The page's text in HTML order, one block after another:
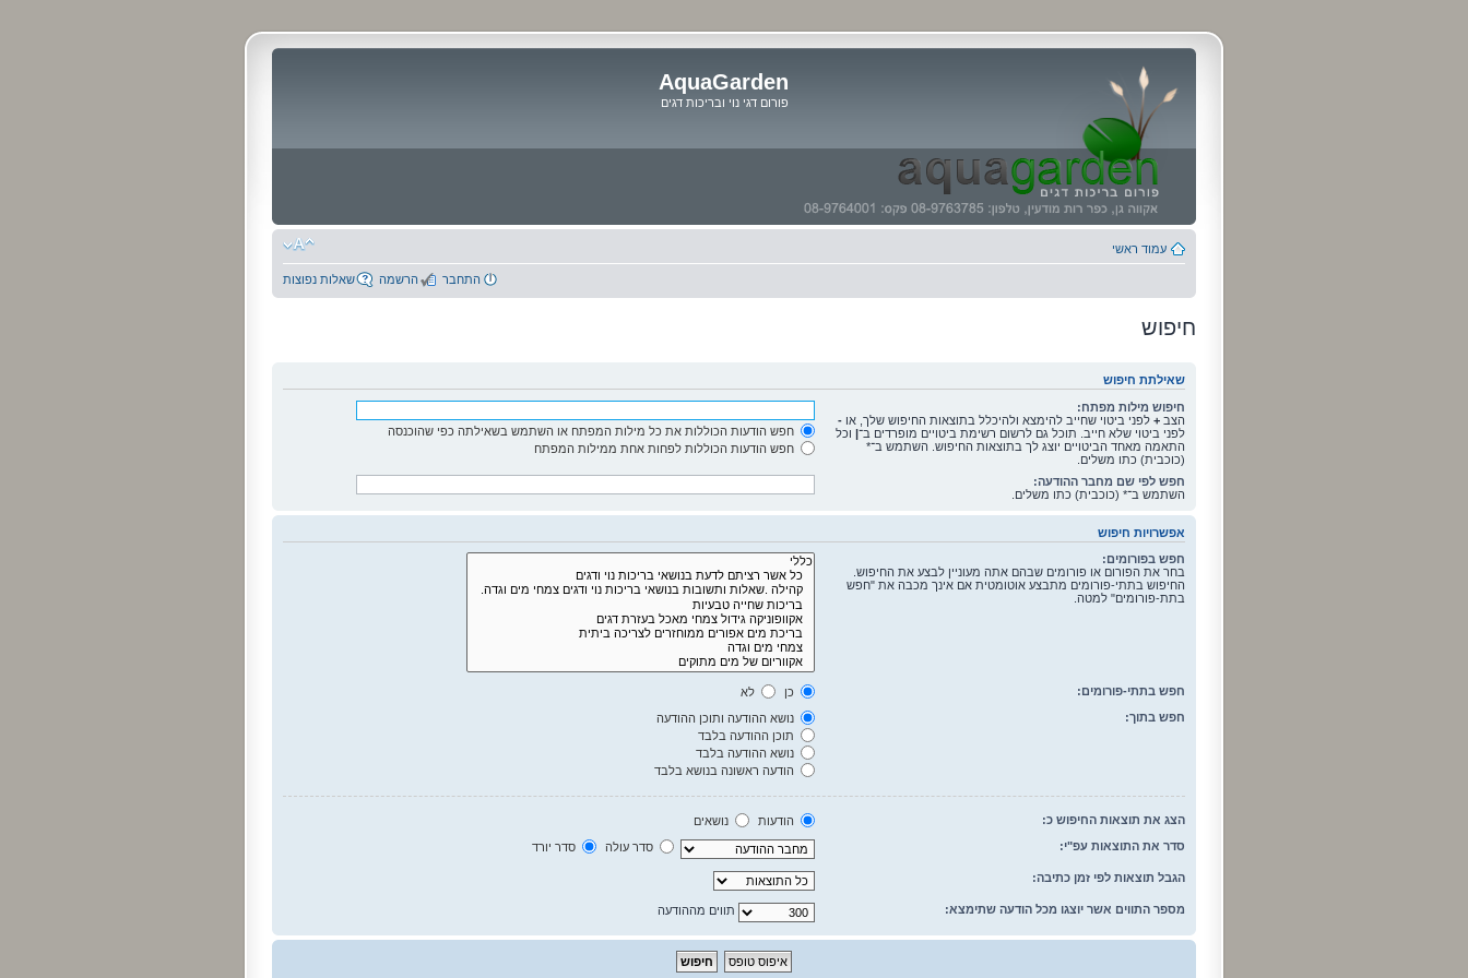
AquaGarden
פורום דגי נוי ובריכות דגים
לתוכן
עמוד ראשי
שאלות נפוצות הרשמה התחבר
חיפוש
שאילתת חיפוש
חיפוש מילות מפתח:
הצב + לפני ביטוי שחייב להימצא ולהיכלל בתוצאות החיפוש שלך, או -
לפני ביטוי שלא חייב. תוכל גם לרשום רשימת ביטויים מופרדים ב־| וכל
התאמה מאחד הביטויים יוצג לך בתוצאות החיפוש. השתמש ב־*
(כוכבית) כתו משלים.
חפש הודעות הכוללות את כל מילות המפתח או השתמש בשאילתה כפי שהוכנסה
חפש הודעות הכוללות לפחות אחת ממילות המפתח
חפש לפי שם מחבר ההודעה:
השתמש ב־* (כוכבית) כתו משלים.
אפשרויות חיפוש
חפש בפורומים:
בחר את הפורום או פורומים שבהם אתה מעוניין לבצע את החיפוש.
החיפוש בתתי-פורומים מתבצע אוטומטית אם אינך מכבה את "חפש
בתת-פורומים" למטה.
חפש בתתי-פורומים: כן
לא
חפש בתוך:
נושא ההודעה ותוכן ההודעה
תוכן ההודעה בלבד
נושא ההודעה בלבד
הודעה ראשונה בנושא בלבד
הצג את תוצאות החיפוש כ: הודעות
נושאים
סדר את התוצאות עפ"י:
סדר עולה סדר יורד
הגבל תוצאות לפי זמן כתיבה:
מספר התווים אשר יוצגו מכל הודעה שתימצא: תווים מההודעה